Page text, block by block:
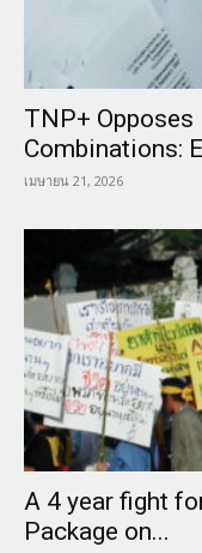
TNP+ Opposes
Combinations:
เมษายน 21, 2026
A 4 year fight
Package on...